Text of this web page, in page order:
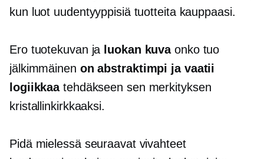
kun luot uudentyyppisiä tuotteita kauppaasi.
Ero tuotekuvan ja luokan kuvaonko tuo
jälkimmäinen on abstraktimpi ja vaatii
logiikkaatehdäkseen sen merkityksen
kristallinkirkkaaksi.
Pidä mielessä seuraavat vivahteet